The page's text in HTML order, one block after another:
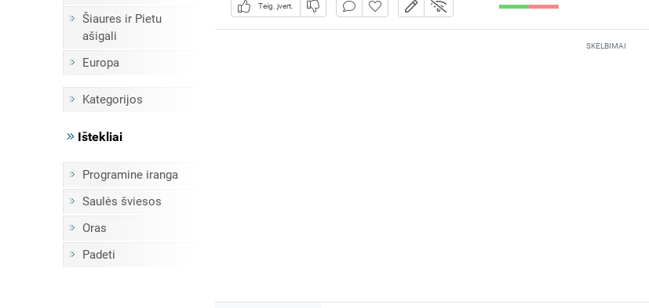
Šiaures ir Pietu
ašigali
Europa
Kategorijos
Ištekliai
Programine iranga
Saulės šviesos
Oras
Padeti
Teig. įvert.
SKELBIMAI